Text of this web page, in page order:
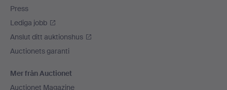
Press
Lediga jobb
Anslut ditt auktionshus
Auctionets garanti
Mer från Auctionet
Auctionet Magazine